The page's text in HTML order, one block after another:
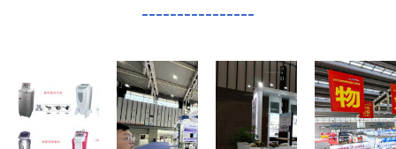
----------------